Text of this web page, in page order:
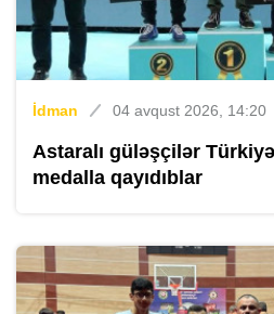
İdman 04 avqust 2026, 14:20
Astaralı güləşçilər
medalla qayıdıblar